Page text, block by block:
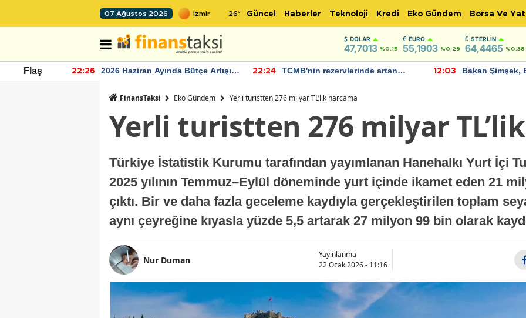
07 Ağustos 2026 26° Güncel Haberler Teknoloji Kredi Eko Gündem Borsa Ve
DOLAR
47,7013 %0.15
EURO
55,1903 %0.29
STERLIN
64,4465 %0.38
Flaş 22:26
2026 Haziran Ayında Bütçe Artışı
22:24
TCMB'nin rezervlerinde artan
12:03
Bakan Şimşek,
FinansTaksi Eko Gündem Yerli turistten 276 milyar TL’lik harcama
Yerli turistten 276 milyar
Türkiye İstatistik Kurumu tarafından yayımlanan Hanehalkı Yurt İçi
2025 yılının Temmuz–Eylül döneminde yurt içinde ikamet eden 21
çıktı. Bir ve daha fazla geceleme kaydıyla gerçekleştirilen toplam
aynı çeyreğine kıyasla yüzde 5,5 artarak 27 milyon 99 bin olarak
Nur Duman
Yayınlanma
22 Ocak 2026 - 11:16